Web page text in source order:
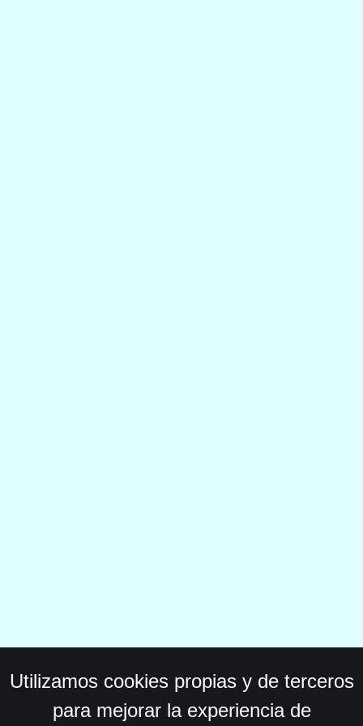
Utilizamos cookies propias y de terceros
para mejorar la experiencia de